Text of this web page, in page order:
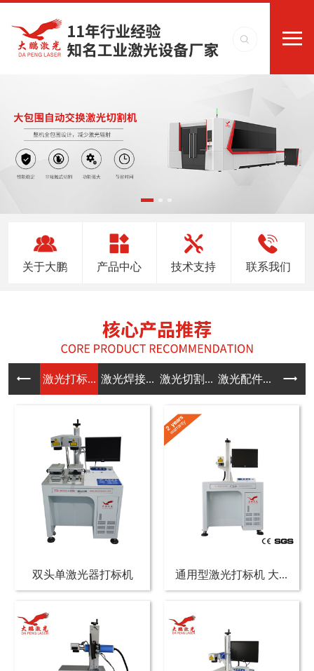
关于大鹏 产品中心 技术支持 联系我们
激光打标... 激光焊接... 激光切割... 激光配件...
双头单激光器打标机 通用型激光打标机 大...